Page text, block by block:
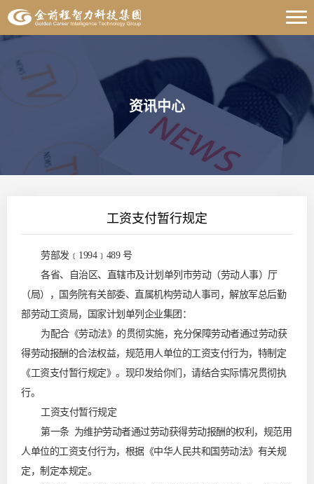
资讯中心
工资支付暂行规定
劳部发﹝1994﹞489 号
各省、自治区、直辖市及计划单列市劳动（劳动人事）厅
（局），国务院有关部委、直属机构劳动人事司，解放军总后勤
部劳动工资局，国家计划单列企业集团：
为配合《劳动法》的贯彻实施，充分保障劳动者通过劳动获
得劳动报酬的合法权益，规范用人单位的工资支付行为，特制定
《工资支付暂行规定》。现印发给你们，请结合实际情况贯彻执
行。
工资支付暂行规定
第一条 为维护劳动者通过劳动获得劳动报酬的权利，规范用
人单位的工资支付行为，根据《中华人民共和国劳动法》有关规
定，制定本规定。